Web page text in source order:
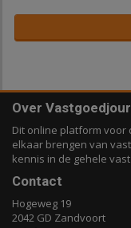
Over
Dit online platform
elkaar brengen van
kennis in de gehele
Contact
Hogeweg 19
2042 GD Zandvoort